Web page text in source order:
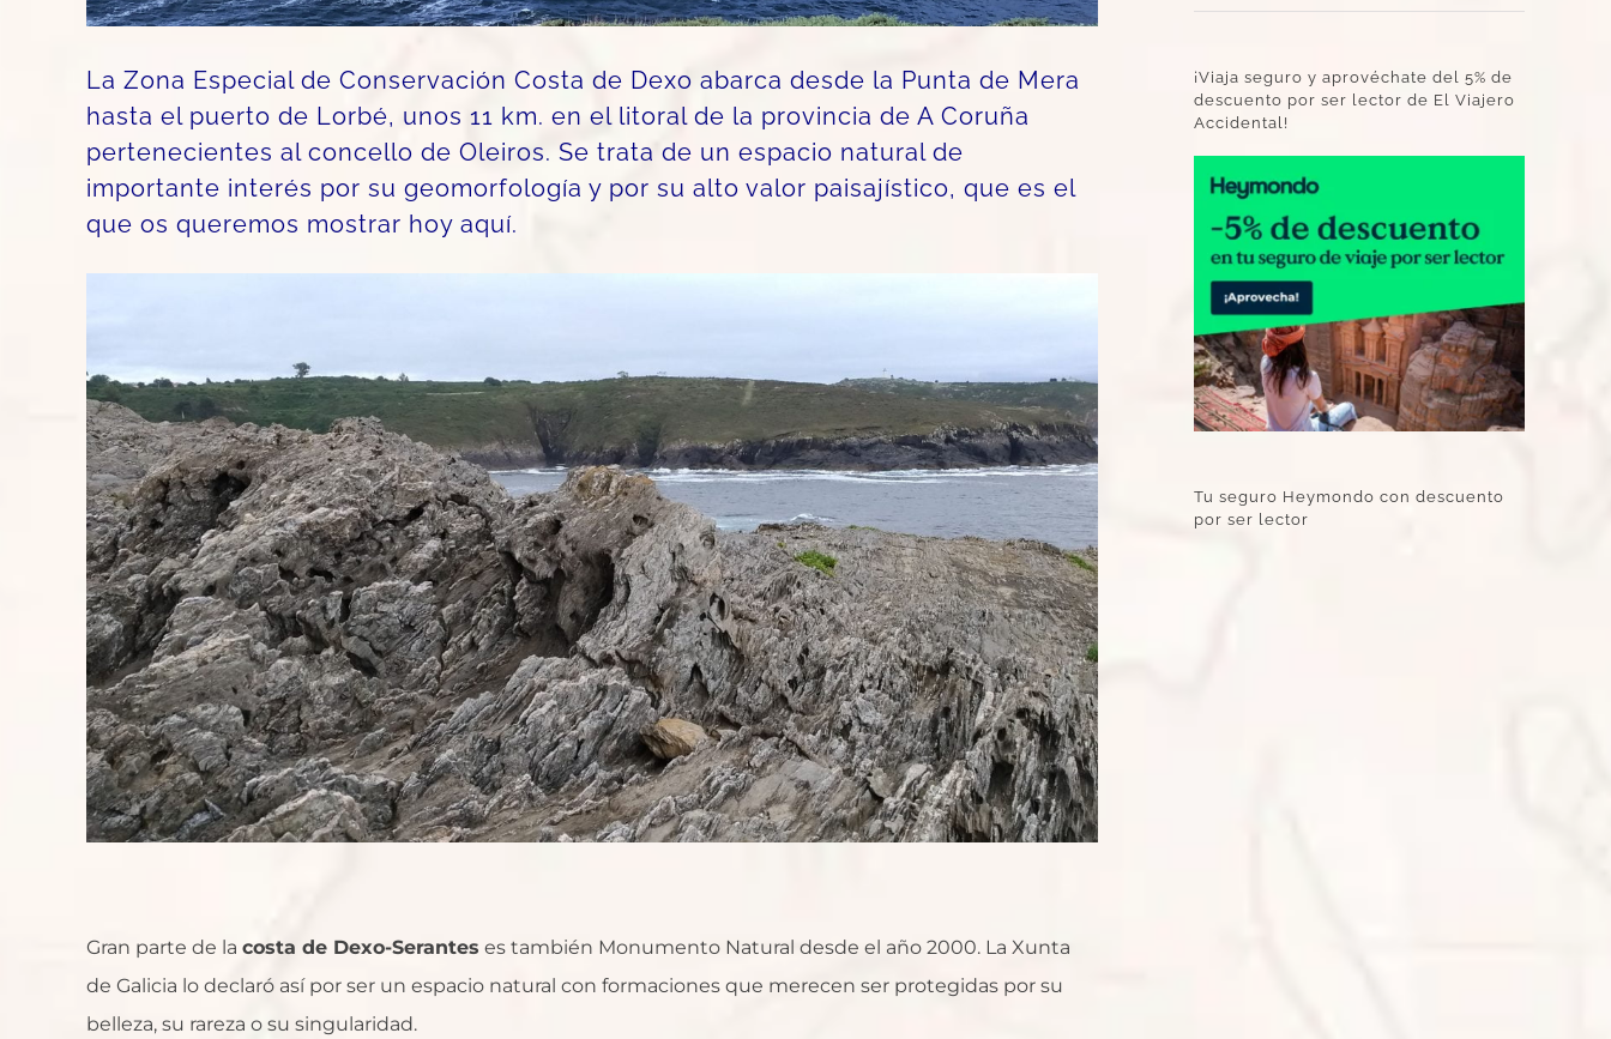
La Zona Especial de Conservación Costa de Dexo abarca desde la Punta de Mera
hasta el puerto de Lorbé, unos 11 km. en el litoral de la provincia de A Coruña
pertenecientes al concello de Oleiros. Se trata de un espacio natural de
importante interés por su geomorfología y por su alto valor paisajístico, que es el
que os queremos mostrar hoy aquí.
Gran parte de la costa de Dexo-Serantes es también Monumento Natural desde el año 2000. La Xunta
de Galicia lo declaró así por ser un espacio natural con formaciones que merecen ser protegidas por su
belleza, su rareza o su singularidad.
¡Viaja seguro y aprovéchate del 5% de
descuento por ser lector de El Viajero
Accidental!
Tu seguro Heymondo con descuento
por ser lector